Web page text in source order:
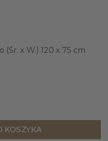
x W.) 120 x 75 cm
okrągły, unikatowa,
KOSZYKA